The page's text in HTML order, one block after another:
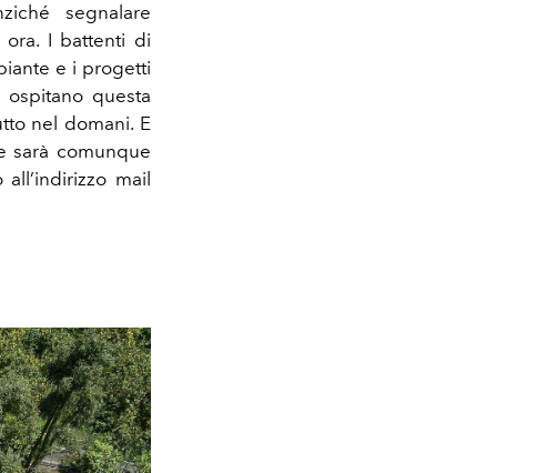
segnalare
ora. I battenti di
e i progetti
questa
nel domani. E
sarà comunque
mail